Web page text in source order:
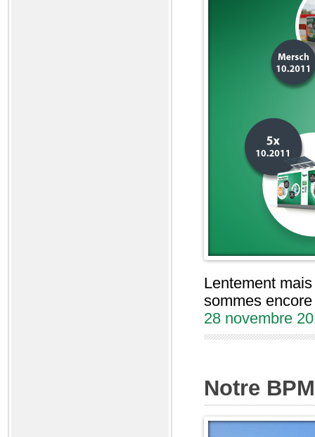
Lentement
sommes
28 novembre
Notre